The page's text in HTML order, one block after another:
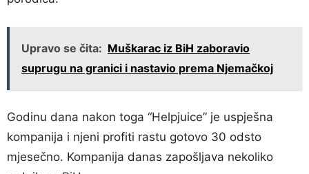
Upravo se čita: Muškarac iz BiH zaboravio
suprugu na granici i nastavio prema Njemačkoj
Godinu dana nakon toga “Helpjuice” je uspješna
kompanija i njeni profiti rastu gotovo 30 odsto
mjesečno. Kompanija danas zapošljava nekoliko